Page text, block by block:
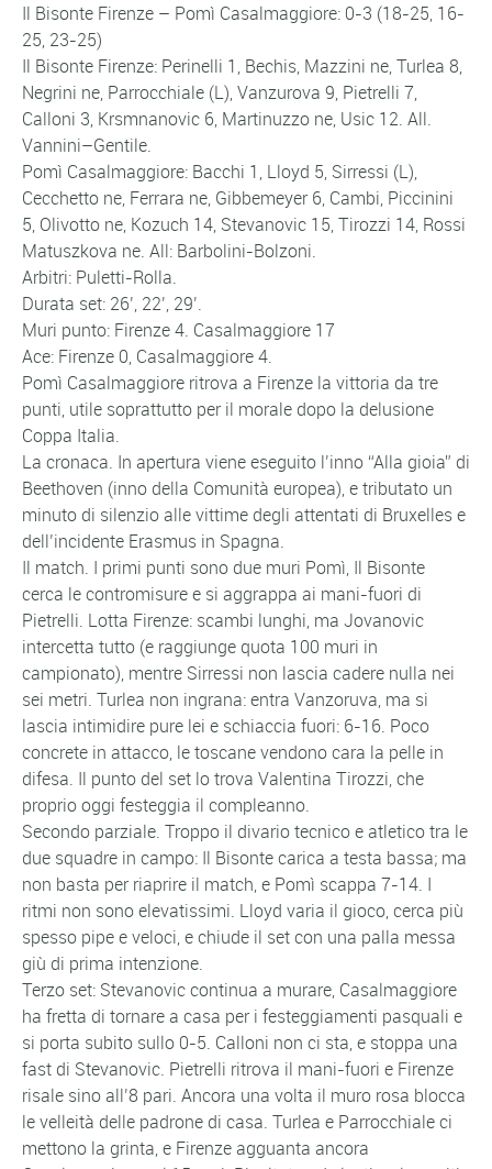
Il Bisonte Firenze – Pomì Casalmaggiore: 0-3 (18-25, 16-
25, 23-25)
Il Bisonte Firenze: Perinelli 1, Bechis, Mazzini ne, Turlea 8,
Negrini ne, Parrocchiale (L), Vanzurova 9, Pietrelli 7,
Calloni 3, Krsmnanovic 6, Martinuzzo ne, Usic 12. All.
Vannini–Gentile.
Pomì Casalmaggiore: Bacchi 1, Lloyd 5, Sirressi (L),
Cecchetto ne, Ferrara ne, Gibbemeyer 6, Cambi, Piccinini
5, Olivotto ne, Kozuch 14, Stevanovic 15, Tirozzi 14, Rossi
Matuszkova ne. All: Barbolini-Bolzoni.
Arbitri: Puletti-Rolla.
Durata set: 26’, 22’, 29’.
Muri punto: Firenze 4. Casalmaggiore 17
Ace: Firenze 0, Casalmaggiore 4.
Pomì Casalmaggiore ritrova a Firenze la vittoria da tre
punti, utile soprattutto per il morale dopo la delusione
Coppa Italia.
La cronaca. In apertura viene eseguito l’inno “Alla gioia” di
Beethoven (inno della Comunità europea), e tributato un
minuto di silenzio alle vittime degli attentati di Bruxelles e
dell’incidente Erasmus in Spagna.
Il match. I primi punti sono due muri Pomì, Il Bisonte
cerca le contromisure e si aggrappa ai mani-fuori di
Pietrelli. Lotta Firenze: scambi lunghi, ma Jovanovic
intercetta tutto (e raggiunge quota 100 muri in
campionato), mentre Sirressi non lascia cadere nulla nei
sei metri. Turlea non ingrana: entra Vanzoruva, ma si
lascia intimidire pure lei e schiaccia fuori: 6-16. Poco
concrete in attacco, le toscane vendono cara la pelle in
difesa. Il punto del set lo trova Valentina Tirozzi, che
proprio oggi festeggia il compleanno.
Secondo parziale. Troppo il divario tecnico e atletico tra le
due squadre in campo: Il Bisonte carica a testa bassa; ma
non basta per riaprire il match, e Pomì scappa 7-14. I
ritmi non sono elevatissimi. Lloyd varia il gioco, cerca più
spesso pipe e veloci, e chiude il set con una palla messa
giù di prima intenzione.
Terzo set: Stevanovic continua a murare, Casalmaggiore
ha fretta di tornare a casa per i festeggiamenti pasquali e
si porta subito sullo 0-5. Calloni non ci sta, e stoppa una
fast di Stevanovic. Pietrelli ritrova il mani-fuori e Firenze
risale sino all’8 pari. Ancora una volta il muro rosa blocca
le velleità delle padrone di casa. Turlea e Parrocchiale ci
mettono la grinta, e Firenze agguanta ancora